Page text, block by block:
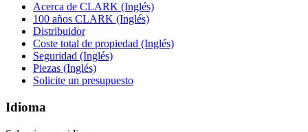
Acerca de CLARK (Inglés)
100 años CLARK (Inglés)
Distribuidor
Coste total de propiedad (Inglés)
Seguridad (Inglés)
Piezas (Inglés)
Solicite un presupuesto
Idioma